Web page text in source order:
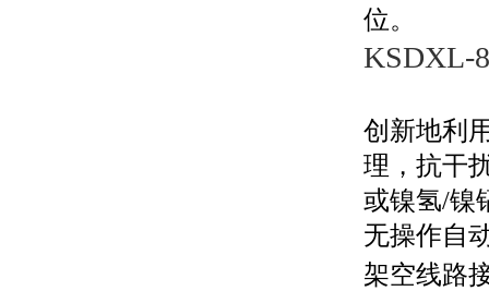
位。
KSDXL-
创新地利
理，抗干
或镍氢/镍
无操作自
架空线路